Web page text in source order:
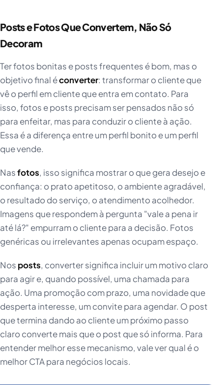
Posts e Fotos Que Convertem, Não Só
Decoram
Ter fotos bonitas e posts frequentes é bom, mas o
objetivo final éconverter: transformar o cliente que
vê o perfil em cliente que entra em contato. Para
isso, fotos e posts precisam ser pensados não só
para enfeitar, mas para conduzir o cliente à ação.
Essa é a diferença entre um perfil bonito e um perfil
que vende.
Nasfotos, isso significa mostrar o que gera desejo e
confiança: o prato apetitoso, o ambiente agradável,
o resultado do serviço, o atendimento acolhedor.
Imagens que respondem à pergunta "vale a pena ir
até lá?" empurram o cliente para a decisão. Fotos
genéricas ou irrelevantes apenas ocupam espaço.
Nos posts, converter significa incluir um motivo claro
para agir e, quando possível, uma chamada para
ação. Uma promoção com prazo, uma novidade que
desperta interesse, um convite para agendar. O post
que termina dando ao cliente um próximo passo
claro converte mais que o post que só informa. Para
entender melhor esse mecanismo, vale ver qual é o
melhor CTA para negócios locais.